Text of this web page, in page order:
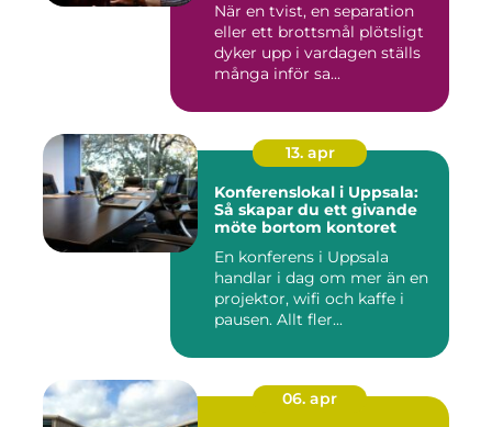
När en tvist, en separation
eller ett brottsmål plötsligt
dyker upp i vardagen ställs
många inför sa...
13. apr
Konferenslokal i Uppsala:
Så skapar du ett givande
möte bortom kontoret
En konferens i Uppsala
handlar i dag om mer än en
projektor, wifi och kaffe i
pausen. Allt fler...
06. apr